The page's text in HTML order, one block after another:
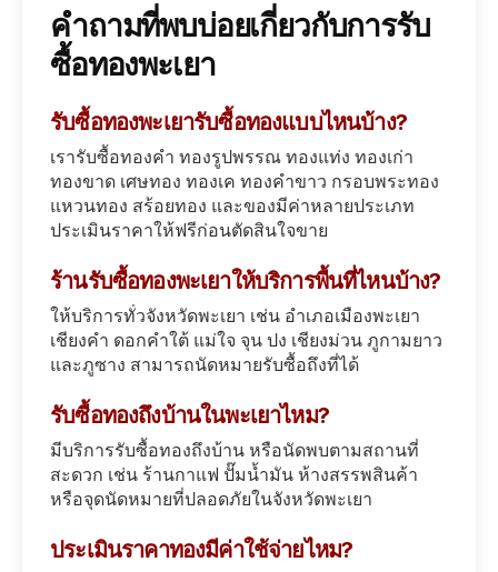
คำถามที่พบบ่อยเกี่ยวกับการรับ
ซื้อทองพะเยา
รับซื้อทองพะเยารับซื้อทองแบบไหนบ้าง?
เรารับซื้อทองคำ ทองรูปพรรณ ทองแท่ง ทองเก่า
ทองขาด เศษทอง ทองเค ทองคำขาว กรอบพระทอง
แหวนทอง สร้อยทอง และของมีค่าหลายประเภท
ประเมินราคาให้ฟรีก่อนตัดสินใจขาย
ร้านรับซื้อทองพะเยาให้บริการพื้นที่ไหนบ้าง?
ให้บริการทั่วจังหวัดพะเยา เช่น อำเภอเมืองพะเยา
เชียงคำ ดอกคำใต้ แม่ใจ จุน ปง เชียงม่วน ภูกามยาว
และภูซาง สามารถนัดหมายรับซื้อถึงที่ได้
รับซื้อทองถึงบ้านในพะเยาไหม?
มีบริการรับซื้อทองถึงบ้าน หรือนัดพบตามสถานที่
สะดวก เช่น ร้านกาแฟ ปั๊มน้ำมัน ห้างสรรพสินค้า
หรือจุดนัดหมายที่ปลอดภัยในจังหวัดพะเยา
ประเมินราคาทองมีค่าใช้จ่ายไหม?